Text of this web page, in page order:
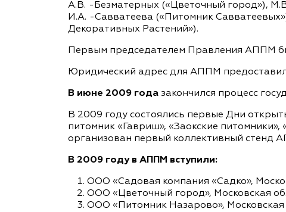
А.В. -Безматерных («Цветочный город»),
И.А. -Савватеева («Питомник
Декоративных Растений»).
Первым председателем Правления АППМ
Юридический адрес для АППМ
В июне 2009 года закончился процесс
В 2009 году состоялись первые Дни
питомник «Гавриш», «Заокские
организован первый коллективный стенд
В 2009 году в АППМ вступили:
ООО «Садовая компания «Садко»,
ООО «Цветочный город», Московская
ООО «Питомник Назарово», Московская